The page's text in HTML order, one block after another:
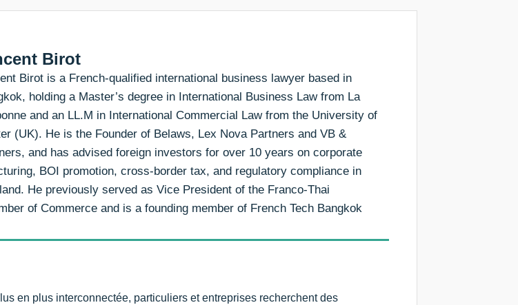
Birot
Birot is a French-qualified international business lawyer based in
holding a Master’s degree in International Business Law from La
and an LL.M in International Commercial Law from the University of
(UK). He is the Founder of Belaws, Lex Nova Partners and VB &
and has advised foreign investors for over 10 years on corporate
BOI promotion, cross-border tax, and regulatory compliance in
He previously served as Vice President of the Franco-Thai
of Commerce and is a founding member of French Tech Bangkok
en plus interconnectée, particuliers et entreprises recherchent des